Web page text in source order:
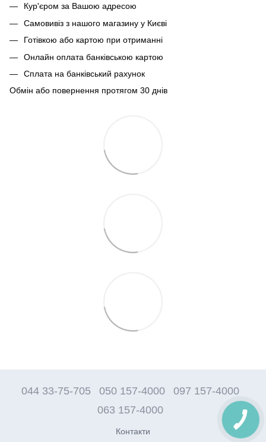
Кур'єром за Вашою адресою
Самовивіз з нашого магазину у Києві
Готівкою або картою при отриманні
Онлайн оплата банківською картою
Сплата на банківський рахунок
Обмін або повернення протягом 30 днів
044 33-75-705 050 157-4000
097 157-4000
063 157-4000
Контакти